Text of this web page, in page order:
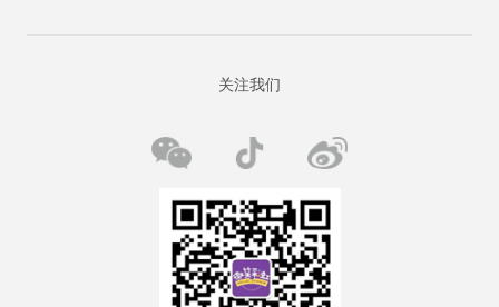
仿照特殊学校进行，但课程设置不是普通学校的内容。
使用的是特殊教育的教材，比如《生活语文》、《生活数
学》等，老师也是以特殊教育专业为主。
关注我们